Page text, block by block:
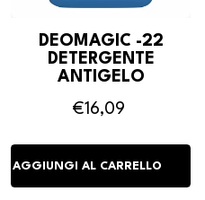
DEOMAGIC -22
DETERGENTE
ANTIGELO
€16,09